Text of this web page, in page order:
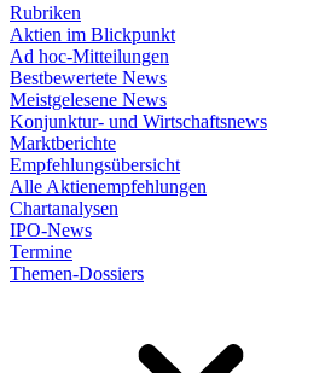
Rubriken
Aktien im Blickpunkt
Ad hoc-Mitteilungen
Bestbewertete News
Meistgelesene News
Konjunktur- und Wirtschaftsnews
Marktberichte
Empfehlungsübersicht
Alle Aktienempfehlungen
Chartanalysen
IPO-News
Termine
Themen-Dossiers